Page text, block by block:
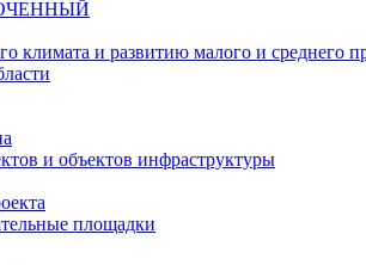
климата и развитию малого и среднего
и объектов инфраструктуры
площадки